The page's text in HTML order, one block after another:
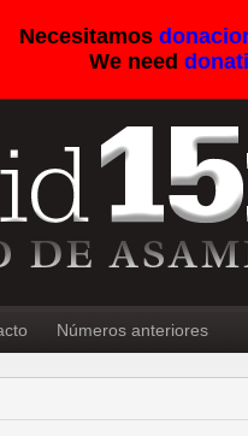
Necesitamos
We need
Números anteriores